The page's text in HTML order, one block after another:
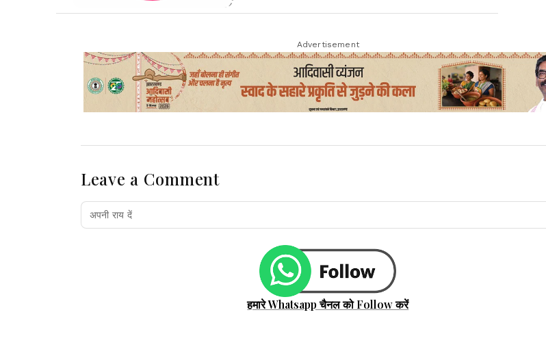
Advertisement
Leave a Comment
हमारे Whatsapp चैनल को Follow करें